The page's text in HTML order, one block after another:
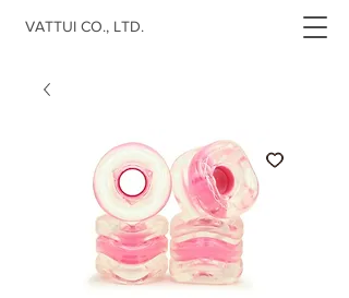
VATTUI CO., LTD.